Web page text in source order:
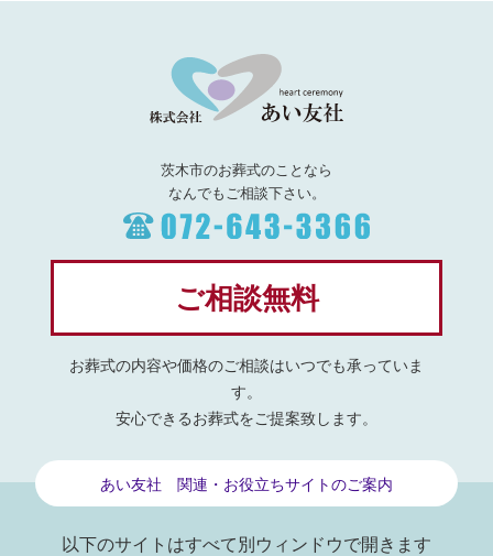
茨木市のお葬式のことなら
なんでもご相談下さい。
ご相談無料
お葬式の内容や価格のご相談はいつでも承っていま
す。
安心できるお葬式をご提案致します。
あい友社 関連・お役立ちサイトのご案内
以下のサイトはすべて別ウィンドウで開きます